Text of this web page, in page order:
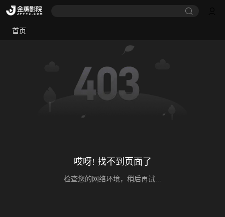
首页
哎呀! 找不到页面了
检查您的网络环境，稍后再试...